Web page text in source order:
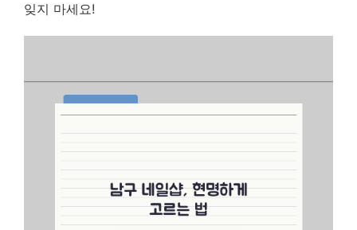
잊지 마세요!